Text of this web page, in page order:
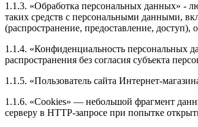
1.1.3. «Обработка персональных данных» -
таких средств с персональными данными,
(распространение, предоставление,
1.1.4. «Конфиденциальность персональных
распространения без согласия субъекта
1.1.5. «Пользователь сайта Интернет-
1.1.6. «Cookies» — небольшой фрагмент
серверу в HTTP-запросе при попытке